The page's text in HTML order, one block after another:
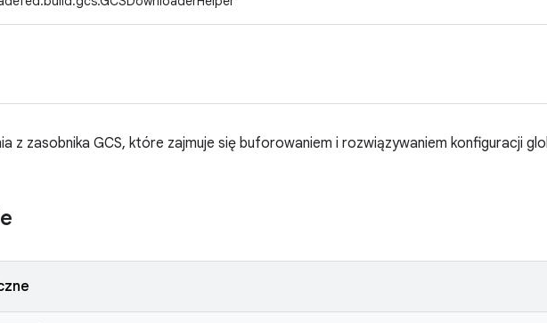
z zasobnika GCS, które zajmuje się buforowaniem i rozwiązywaniem konfiguracji